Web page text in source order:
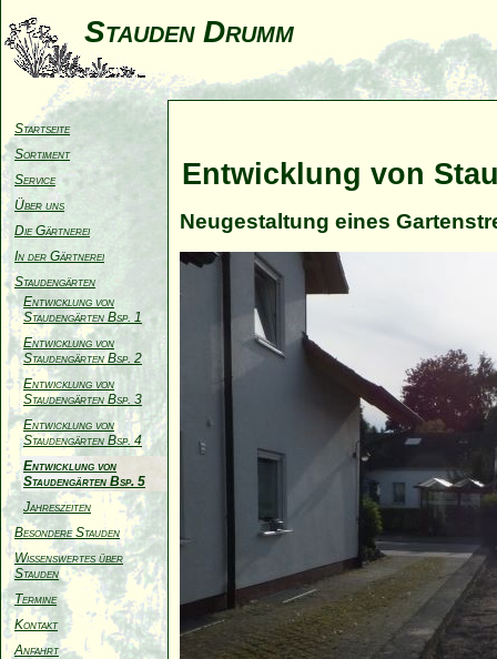
Stauden Drumm
Startseite
Sortiment
Service
Über uns
Die Gärtnerei
In der Gärtnerei
Staudengärten
Entwicklung von
Staudengärten Bsp. 1
Entwicklung von
Staudengärten Bsp. 2
Entwicklung von
Staudengärten Bsp. 3
Entwicklung von
Staudengärten Bsp. 4
Entwicklung von
Staudengärten Bsp. 5
Jahreszeiten
Besondere Stauden
Wissenswertes über
Stauden
Termine
Kontakt
Anfahrt
Entwicklung von
Neugestaltung eines